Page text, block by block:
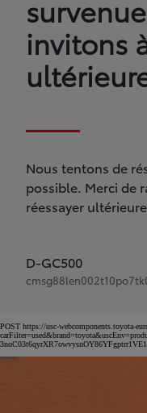
invitons
Nous tentons de
possible. Merci de
réessayer
D-GC500
POST https://usc-webcomponents.toyota-